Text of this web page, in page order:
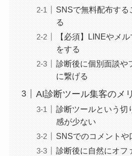
SNSで無料配布する
る
【必須】LINEやメ
をする
診断後に個別面談や
に繋げる
AI診断ツール集客のメ
診断ツールという切
感が少ない
SNSでのコメントや
診断後に自然にオフ